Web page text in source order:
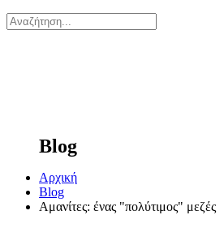
Blog
Αρχική
Blog
Αμανίτες: ένας "πολύτιμος" μεζές